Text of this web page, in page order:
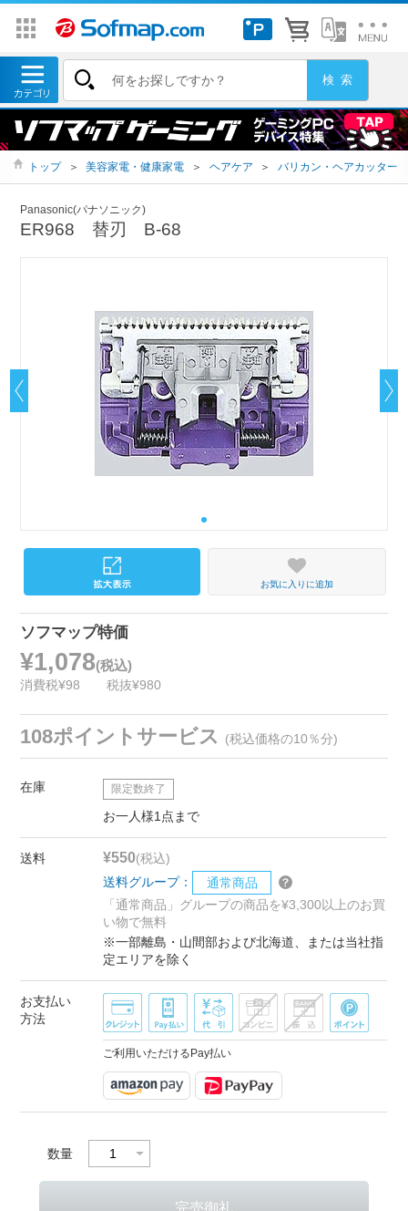
トップ ＞ 美容家電・健康家電 ＞ ヘアケア ＞ バリカン・ヘアカッター
Panasonic(パナソニック)
ER968 替刃 B-68
お気に入りに追加
ソフマップ特価
¥1,078(税込)
消費税¥98 税抜¥980
108ポイントサービス (税込価格の10％分)
在庫 限定数終了
お一人様1点まで
送料 ¥550(税込)
送料グループ：
通常商品
「通常商品」グループの商品を¥3,300以上のお買
い物で無料
※一部離島・山間部および北海道、または当社指
定エリアを除く
お支払い
方法
ご利用いただけるPay払い
数量